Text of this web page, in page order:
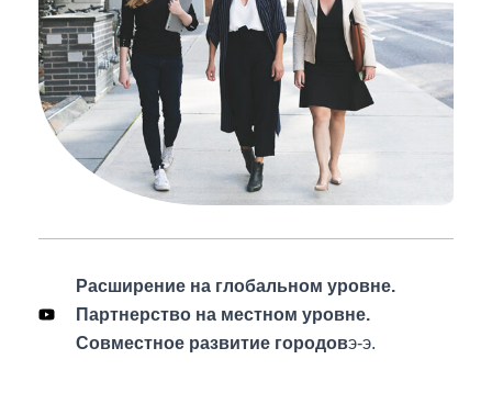
Расширение на глобальном уровне.
Партнерство на местном уровне.
Совместное развитие городовэ-э.